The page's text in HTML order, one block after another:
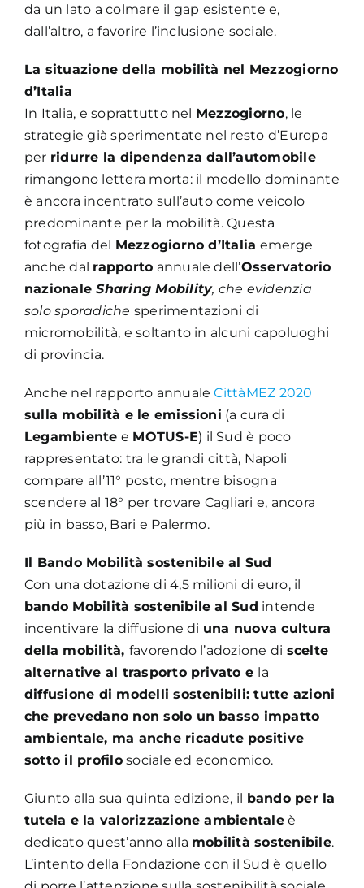
da un lato a colmare il gap esistente e,
dall’altro, a favorire l’inclusione sociale.
La situazione della mobilità nel Mezzogiorno
d’Italia
In Italia, e soprattutto nel Mezzogiorno, le
strategie già sperimentate nel resto d’Europa
per ridurre la dipendenza dall’automobile
rimangono lettera morta: il modello dominante
è ancora incentrato sull’auto come veicolo
predominante per la mobilità. Questa
fotografia del Mezzogiorno d’Italia emerge
anche dal rapporto annuale dell’Osservatorio
nazionaleSharing Mobility, che evidenzia
solo sporadiche sperimentazioni di
micromobilità, e soltanto in alcuni capoluoghi
di provincia.
Anche nel rapporto annualeCittàMEZ 2020
sulla mobilità e le emissioni (a cura di
Legambiente e MOTUS-E) il Sud è poco
rappresentato: tra le grandi città, Napoli
compare all’11° posto, mentre bisogna
scendere al 18° per trovare Cagliari e, ancora
più in basso, Bari e Palermo.
Il Bando Mobilità sostenibile al Sud
Con una dotazione di 4,5 milioni di euro, il
bando Mobilità sostenibile al Sud intende
incentivare la diffusione di una nuova cultura
della mobilità, favorendo l’adozione di scelte
alternative al trasporto privato e la
diffusione di modelli sostenibili: tutte azioni
che prevedano non solo un basso impatto
ambientale, ma anche ricadute positive
sotto il profilosociale ed economico.
Giunto alla sua quinta edizione, il bando per la
tutela e la valorizzazione ambientaleè
dedicato quest’anno alla mobilità sostenibile.
L’intento della Fondazione con il Sud è quello